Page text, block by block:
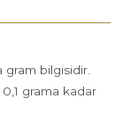
bilgisidir.
grama kadar